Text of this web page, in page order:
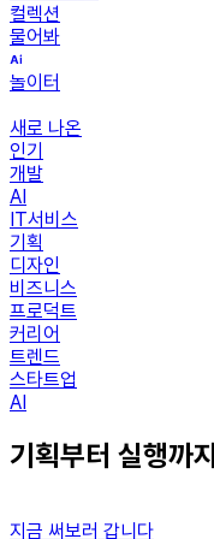
컬렉션
물어봐
놀이터
새로 나온
인기
개발
AI
IT서비스
기획
디자인
비즈니스
프로덕트
커리어
트렌드
스타트업
AI
기획부터 실행까
지금 써보러 갑니다